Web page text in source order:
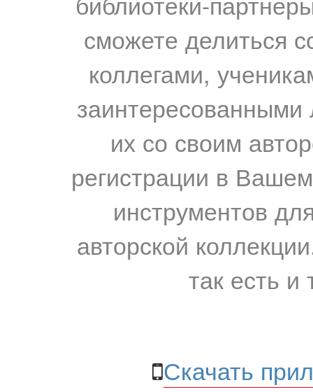
сможете делиться
коллегами,
их со своим
регистрации в
инструментов
авторской
так есть и
Скачать